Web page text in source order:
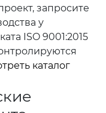
запросите
у
ISO 9001:2015
каталог